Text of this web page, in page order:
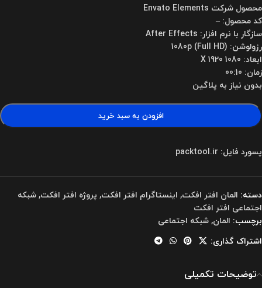
محصول شرکت Envato Elements
کد محصول: –
سازگار با نرم افزار: After Effects
رزولوشن: 1080p (Full HD)
ابعاد: 1080 X 1920
زمان: 00:10
بدون نیاز به پلاگین
افزودن به سبد خرید
پسورد فایل: packtool.ir
دسته: المان افتر افکت, اینستاگرام افتر افکت, پروژه افتر افکت,شبکه
اجتماعی افتر افکت
برچسب: المان,شبکه اجتماعی
اشتراک گذاری:
توضیحات تکمیلی